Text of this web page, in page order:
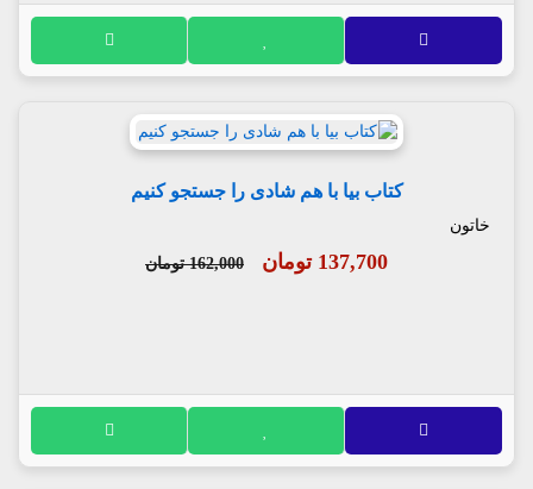
کتاب بیا با هم شادی را جستجو کنیم
خاتون
137,700 تومان 162,000 تومان